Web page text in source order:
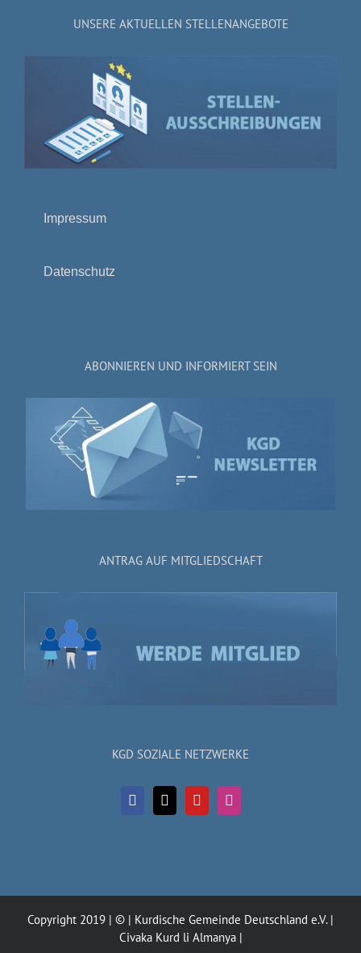
UNSERE AKTUELLEN STELLENANGEBOTE
Impressum
Datenschutz
ABONNIEREN UND INFORMIERT SEIN
ANTRAG AUF MITGLIEDSCHAFT
KGD SOZIALE NETZWERKE
Copyright 2019 | © | Kurdische Gemeinde Deutschland e.V. |
Civaka Kurd li Almanya |